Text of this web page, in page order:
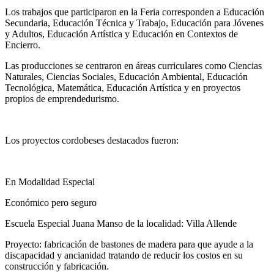
Los trabajos que participaron en la Feria corresponden a Educación
Secundaria, Educación Técnica y Trabajo, Educación para Jóvenes
y Adultos, Educación Artística y Educación en Contextos de
Encierro.
Las producciones se centraron en áreas curriculares como Ciencias
Naturales, Ciencias Sociales, Educación Ambiental, Educación
Tecnológica, Matemática, Educación Artística y en proyectos
propios de emprendedurismo.
Los proyectos cordobeses destacados fueron:
En Modalidad Especial
Económico pero seguro
Escuela Especial Juana Manso de la localidad: Villa Allende
Proyecto: fabricación de bastones de madera para que ayude a la
discapacidad y ancianidad tratando de reducir los costos en su
construcción y fabricación.